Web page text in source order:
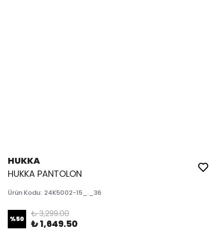
HUKKA
HUKKA PANTOLON
Ürün Kodu: 24K5002-15_._36
%50 ₺ 3,299.00
₺ 1,649.50